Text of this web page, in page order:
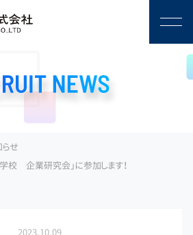
せ
校 企業研究会」に参加します！
2023.10.09